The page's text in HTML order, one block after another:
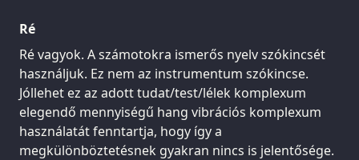
Ré
Ré vagyok. A számotokra ismerős nyelv szókincsét
használjuk. Ez nem az instrumentum szókincse.
Jóllehet ez az adott tudat/test/lélek komplexum
elegendő mennyiségű hang vibrációs komplexum
használatát fenntartja, hogy így a
megkülönböztetésnek gyakran nincs is jelentősége.